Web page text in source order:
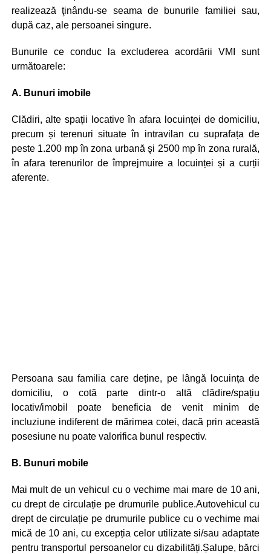
realizează ţinându-se seama de bunurile familiei sau,
după caz, ale persoanei singure.
Bunurile ce conduc la excluderea acordării VMI sunt
următoarele:
A. Bunuri imobile
Clădiri, alte spații locative în afara locuinței de domiciliu,
precum și terenuri situate în intravilan cu suprafața de
peste 1.200 mp în zona urbană şi 2500 mp în zona rurală,
în afara terenurilor de împrejmuire a locuinței și a curții
aferente.
Persoana sau familia care deține, pe lângă locuința de
domiciliu, o cotă parte dintr-o altă clădire/spațiu
locativ/imobil poate beneficia de venit minim de
incluziune indiferent de mărimea cotei, dacă prin această
posesiune nu poate valorifica bunul respectiv.
B. Bunuri mobile
Mai mult de un vehicul cu o vechime mai mare de 10 ani,
cu drept de circulație pe drumurile publice.Autovehicul cu
drept de circulație pe drumurile publice cu o vechime mai
mică de 10 ani, cu excepția celor utilizate si/sau adaptate
pentru transportul persoanelor cu dizabilități.Șalupe, bărci